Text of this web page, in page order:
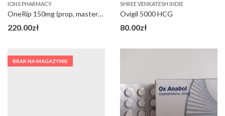
IONS PHARMACY
OneRip 150mg (prop, masteron, tern acet)
220.00zł
SHREE VENKATESH INDIE
Ovigil 5000 HCG
80.00zł
BRAK NA MAGAZYNIE